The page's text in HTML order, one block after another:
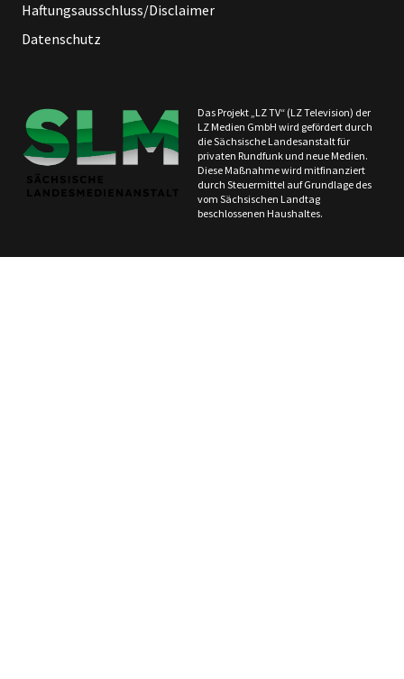
Haftungsausschluss/Disclaimer
Datenschutz
Das Projekt „LZ TV“ (LZ Television) der
LZ Medien GmbH wird gefördert durch
die Sächsische Landesanstalt für
privaten Rundfunk und neue Medien.
Diese Maßnahme wird mitfinanziert
durch Steuermittel auf Grundlage des
vom Sächsischen Landtag
beschlossenen Haushaltes.